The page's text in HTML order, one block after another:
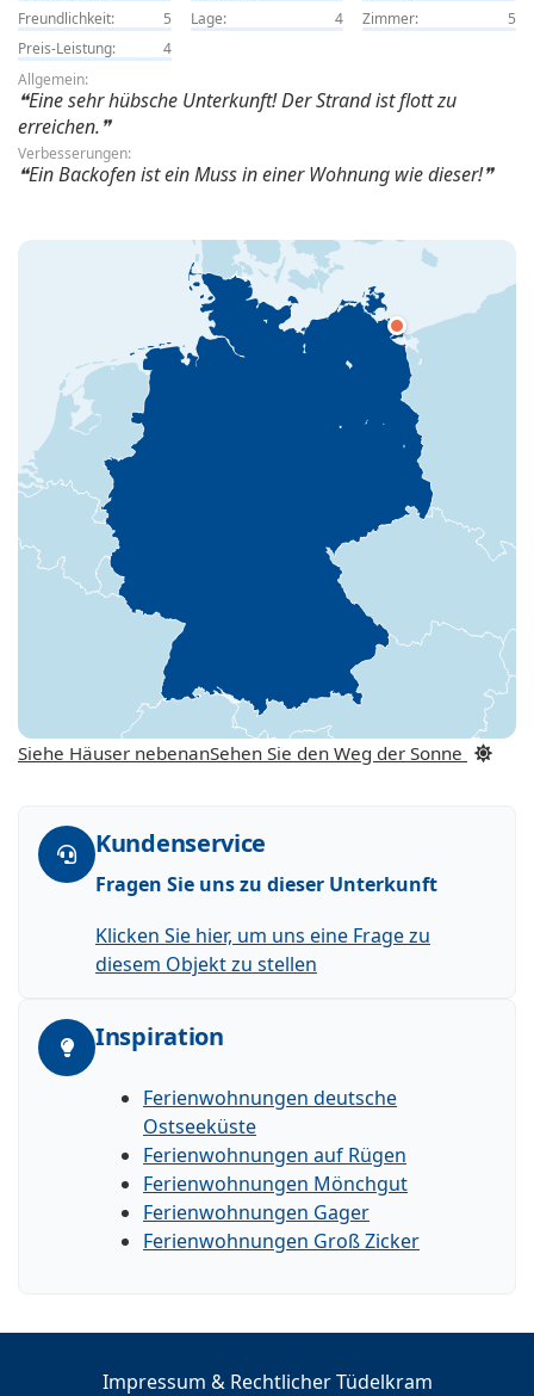
Freundlichkeit:
5 Lage: 4 Zimmer:
5
Preis-Leistung:
4
Allgemein:
Eine sehr hübsche Unterkunft! Der Strand ist flott zu
erreichen.
Verbesserungen:
Ein Backofen ist ein Muss in einer Wohnung wie dieser!
Siehe Häuser nebenanSehen Sie den Weg der Sonne
Kundenservice
Fragen Sie uns zu dieser Unterkunft
Klicken Sie hier, um uns eine Frage zu
diesem Objekt zu stellen
Inspiration
Ferienwohnungen deutsche
Ostseeküste
Ferienwohnungen auf Rügen
Ferienwohnungen Mönchgut
Ferienwohnungen Gager
Ferienwohnungen Groß Zicker
Impressum & Rechtlicher Tüdelkram